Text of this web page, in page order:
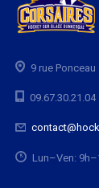
9 rue
09.67.30.21.04
Lun–Ven: